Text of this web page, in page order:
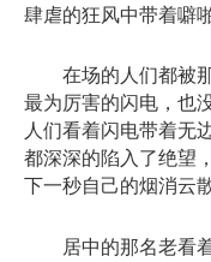
肆虐的狂风中带着噼
在场的人们都被那
最为厉害的闪电，也
人们看着闪电带着无
都深深的陷入了绝望
下一秒自己的烟消云散
居中的那名老看着